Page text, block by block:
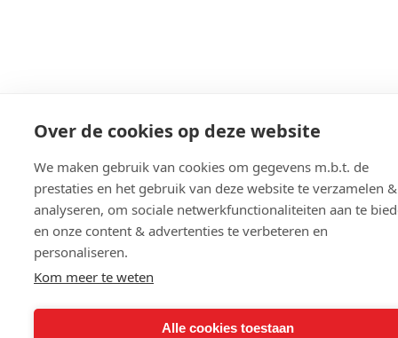
Over de cookies op deze website
We maken gebruik van cookies om gegevens m.b.t. de
prestaties en het gebruik van deze website te verzamelen &
analyseren, om sociale netwerkfunctionaliteiten aan te
en onze content & advertenties te verbeteren en
personaliseren.
Kom meer te weten
Alle cookies toestaan